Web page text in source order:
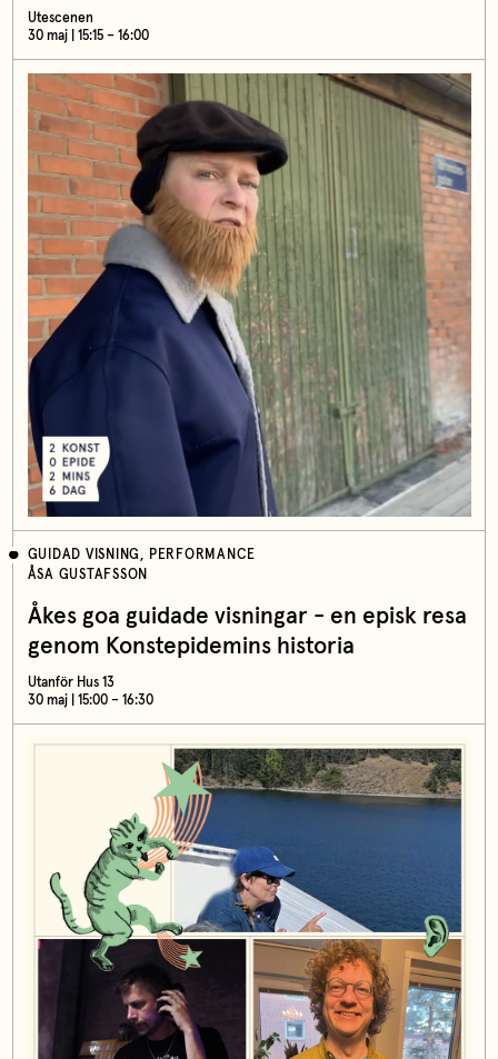
Utescenen
30 maj | 15:15 – 16:00
GUIDAD VISNING, PERFORMANCE
ÅSA GUSTAFSSON
Åkes goa guidade visningar - en episk resa
genom Konstepidemins historia
Utanför Hus 13
30 maj | 15:00 – 16:30